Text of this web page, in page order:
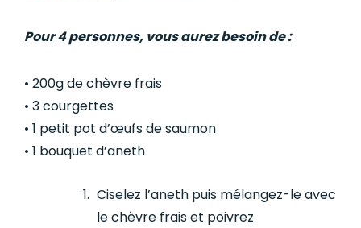
Pour 4 personnes, vous aurez besoin de :
• 200g de chèvre frais
• 3 courgettes
• 1 petit pot d’œufs de saumon
• 1 bouquet d’aneth
Ciselez l’aneth puis mélangez-le avec
le chèvre frais et poivrez